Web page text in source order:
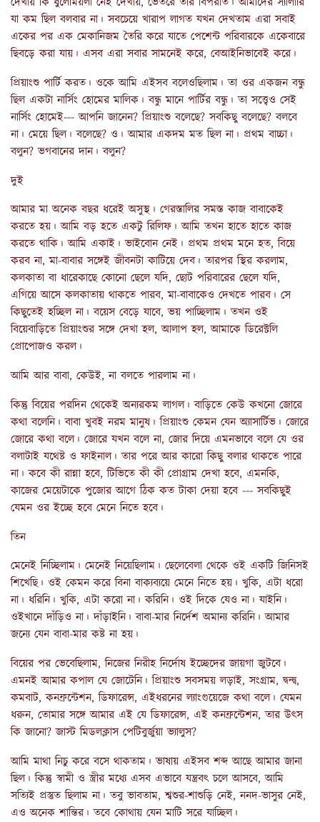
যা কম ছিল বলবার না। সবচেয়ে খারাপ লাগত যখন দেখতাম এরা সবাই
একের পর এক মেকানিজম তৈরি করে যাতে পেশেন্ট পরিবারকে একেবারে
ছিবড়ে করা যায়। এসব এরা সবার সামনেই করে, বেআইনিভাবেই করে।
প্রিয়াংশু পার্টি করত। ওকে আমি এইসব বলেওছিলাম। তা ওর একজন বন্ধু
ছিল একটা নার্সিং হোমের মালিক। বন্ধু মানে পার্টির বন্ধু। তা সত্ত্বেও সেই
নার্সিং হোমেই--- আপনি জানেন? প্রিয়াংশু বলেছে? সবকিছু বলেছে? বলবে
না। মেয়ে ছিল। বলেছে? ও। আমার একদম মত ছিল না। প্রথম বাচ্চা।
বলুন? ভগবানের দান। বলুন?
দুই
আমার মা অনেক বছর ধরেই অসুস্থ। গেরস্তালির সমস্ত কাজ বাবাকেই
করতে হয়। আমি বড় হতে একটু রিলিফ। আমি তখন হাতে হাতে কাজ
করতে থাকি। আমি একাই। ভাইবোন নেই। প্রথম প্রথম মনে হত, বিয়ে
করব না, মা-বাবার সঙ্গেই জীবনটা কাটিয়ে দেব। তারপর স্থির করলাম,
কলকাতা বা ধারেকাছে কোনো ছেলে যদি, ছোট পরিবারের ছেলে যদি,
এগিয়ে আসে কলকাতায় থাকতে পারব, মা-বাবাকেও দেখতে পারব। সে
কিছুতেই হচ্ছিল না। বয়েস বেড়ে যাবে, ভয় পাচ্ছিলাম। তখন ওই
বিয়েবাড়িতে প্রিয়াংশুর সঙ্গে দেখা হল, আলাপ হল, আমাকে ডিরেক্টলি
প্রোপোজও করল।
আমি আর বাবা, কেউই, না বলতে পারলাম না।
কিন্তু বিয়ের পরদিন থেকেই অন্যরকম লাগল। বাড়িতে কেউ কখনো জোরে
কথা বলেনি। বাবা খুবই নরম মানুষ। প্রিয়াংশু কেমন যেন অ্যাসার্টিভ। জোরে
জোরে কথা বলে। জোরে যখন বলে না, জোর দিয়ে এমনভাবে বলে যে ওর
বলাটাই যথেষ্ট ও ফাইনাল। তার পরে আর কারো কিছু বলার থাকতে পারে
না। কবে কী রান্না হবে, টিভিতে কী কী প্রোগ্রাম দেখা হবে, এমনকি,
কাজের মেয়েটাকে পুজোর আগে ঠিক কত টাকা দেয়া হবে --- সবকিছুই
যেমন ওর ইচ্ছে হবে মেনে নিতে হবে।
তিন
মেনেই নিচ্ছিলাম। মেনেই নিয়েছিলাম। ছেলেবেলা থেকে ওই একটি জিনিসই
শিখেছি। ওই কেমন করে বিনা বাক্যব্যয়ে মেনে নিতে হয়। খুকি, এটা ধরো
না। ধরিনি। খুকি, এটা করো না। করিনি। ওই দিকে যেও না। যাইনি।
ওইখানে দাঁড়িও না। দাঁড়াইনি। বাবা-মার নির্দেশ অমান্য করিনি। আমার
জন্যে যেন বাবা-মার কষ্ট না হয়।
বিয়ের পর ভেবেছিলাম, নিজের নিরীহ নির্দোষ ইচ্ছেদের জায়গা জুটবে।
এমনই আমার কপাল যে জোটেনি। প্রিয়াংশু সবসময় লড়াই, সংগ্রাম, দ্বন্দ্ব,
কমবাট, কনফ্রন্টেশন, ডিফারেন্স, এইধরনের ল্যাংগুয়েজে কথা বলে। যেমন
ধরুন, তোমার সঙ্গে আমার এই যে ডিফারেন্স, এই কনফ্রন্টেশন, তার উৎস
কি জানো? জাস্ট মিডলক্লাস পেটিবুর্জুয়া ভ্যালুস?
আমি মাথা নিচু করে বসে থাকতাম। ভাষায় এইসব শব্দ আছে আমার জানা
ছিল। কিন্তু স্বামী ও স্ত্রীর মধ্যে এসব এভাবে যন্ত্রবৎ চলে আসবে, আমি
সত্যিই প্রস্তুত ছিলাম না। তবু ভাবতাম, শ্বশুর-শাশুড়ি নেই, ননদ-ভাসুর নেই,
এও অনেক শান্তির। তবে কোথায় যেন মাটি সরে যাচ্ছিল।